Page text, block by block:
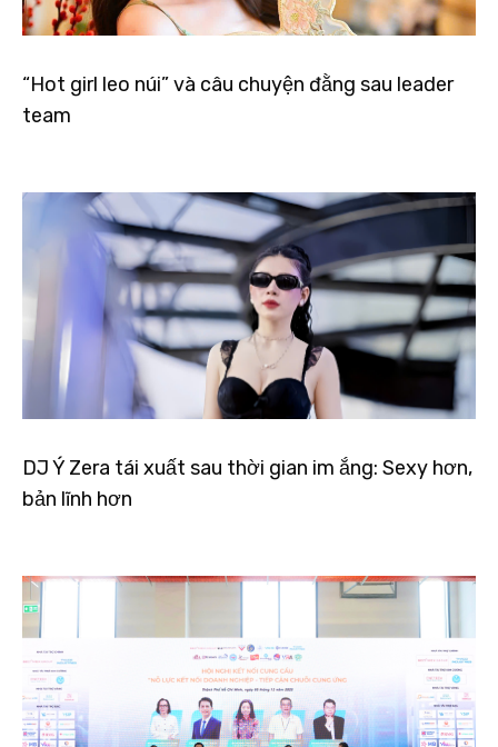
“Hot girl leo núi” và câu chuyện đằng sau leader
team
DJ Ý Zera tái xuất sau thời gian im ắng: Sexy hơn,
bản lĩnh hơn